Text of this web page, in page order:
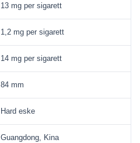
13 mg per sigarett
1,2 mg per sigarett
14 mg per sigarett
84 mm
Hard eske
Guangdong, Kina